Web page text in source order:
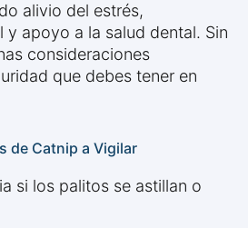
alivio del estrés,
y apoyo a la salud dental. Sin
consideraciones
que debes tener en
de Catnip a Vigilar
si los palitos se astillan o